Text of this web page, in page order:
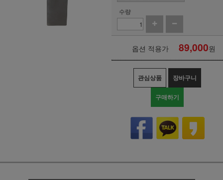
수량
옵션 적용가 89,000원
관심상품 장바구니
구매하기